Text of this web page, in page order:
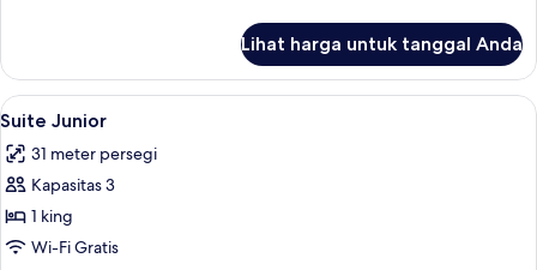
Kamar
Double,
teras
Lihat harga untuk tanggal Anda
Lihat
semua
foto
untuk
Suite
Junior
Suite Junior | Brankas, meja kerja,
3
Suite Junior
31 meter persegi
Kapasitas 3
1 king
Wi-Fi Gratis